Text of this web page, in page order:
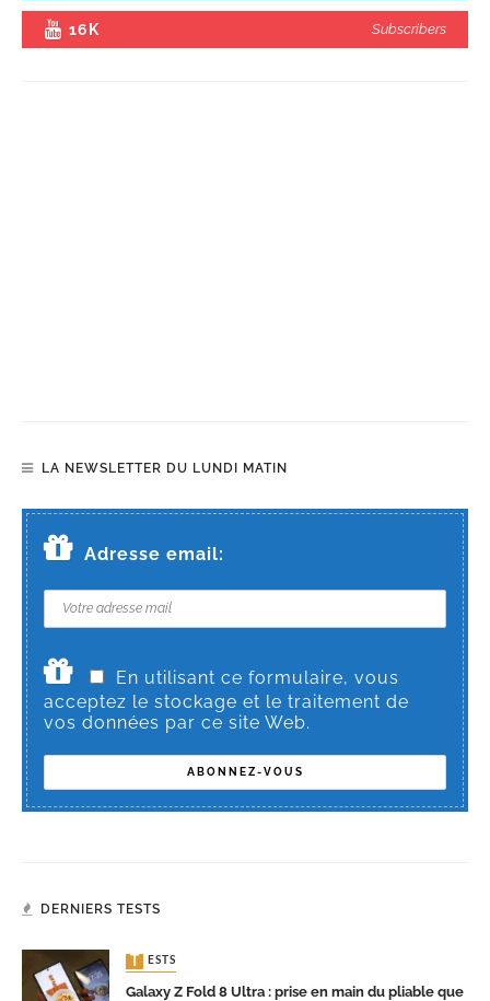
16K Subscribers
LA NEWSLETTER DU LUNDI MATIN
Adresse email:
En utilisant ce formulaire, vous
acceptez le stockage et le traitement de
vos données par ce site Web.
DERNIERS TESTS
TESTS
Galaxy Z Fold 8 Ultra : prise en main du pliable que